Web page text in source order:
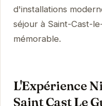
d'installations
séjour à Saint-Cast-
mémorable.
L'Expérience
Saint Cast Le